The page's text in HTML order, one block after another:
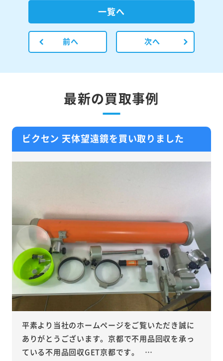
前へ
一覧へ
次へ
最新の買取事例
ビクセン 天体望遠鏡を買い取りました
平素より当社のホームページをご覧いただき誠に
ありがとうございます。京都で不用品回収を承っ
ている不用品回収GET京都です。 …